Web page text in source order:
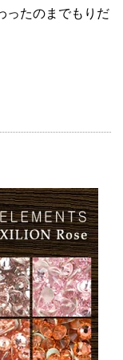
ったのまでもりだ